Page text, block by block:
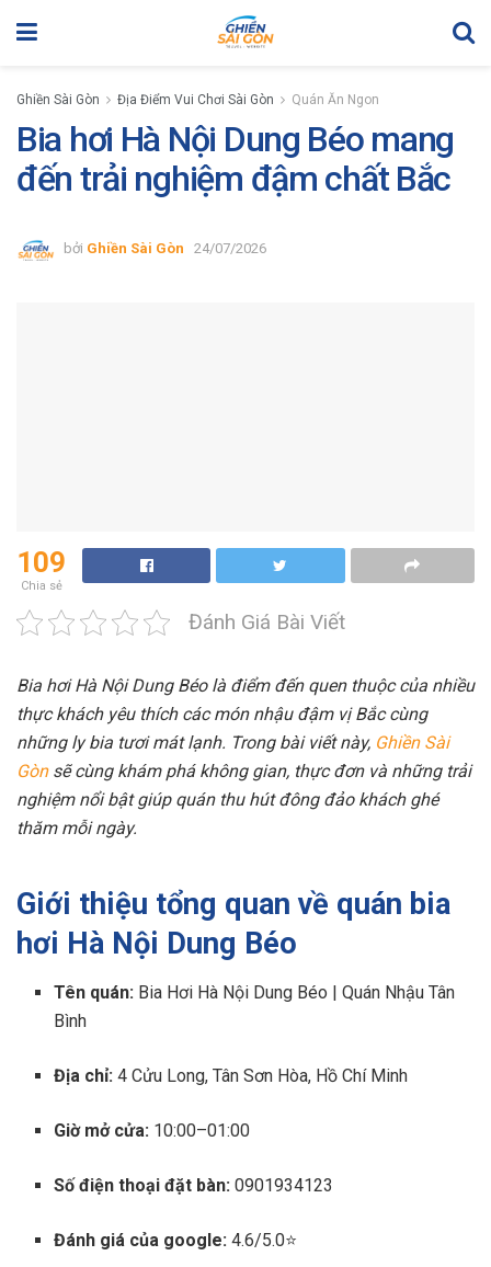
Ghiền Sài Gòn Địa Điểm Vui Chơi Sài Gòn Quán Ăn Ngon
Bia hơi Hà Nội Dung Béo mang
đến trải nghiệm đậm chất Bắc
bởi Ghiền Sài Gòn 24/07/2026
109
Chia sẻ
Đánh Giá Bài Viết
Bia hơi Hà Nội Dung Béo là điểm đến quen thuộc của nhiều
thực khách yêu thích các món nhậu đậm vị Bắc cùng
những ly bia tươi mát lạnh. Trong bài viết này, Ghiền Sài
Gònsẽ cùng khám phá không gian, thực đơn và những trải
nghiệm nổi bật giúp quán thu hút đông đảo khách ghé
thăm mỗi ngày.
Giới thiệu tổng quan về quán bia
hơi Hà Nội Dung Béo
Tên quán: Bia Hơi Hà Nội Dung Béo | Quán Nhậu Tân
Bình
Địa chỉ:4 Cửu Long, Tân Sơn Hòa, Hồ Chí Minh
Giờ mở cửa: 10:00–01:00
Số điện thoại đặt bàn:0901934123
Đánh giá của google:4.6/5.0⭐